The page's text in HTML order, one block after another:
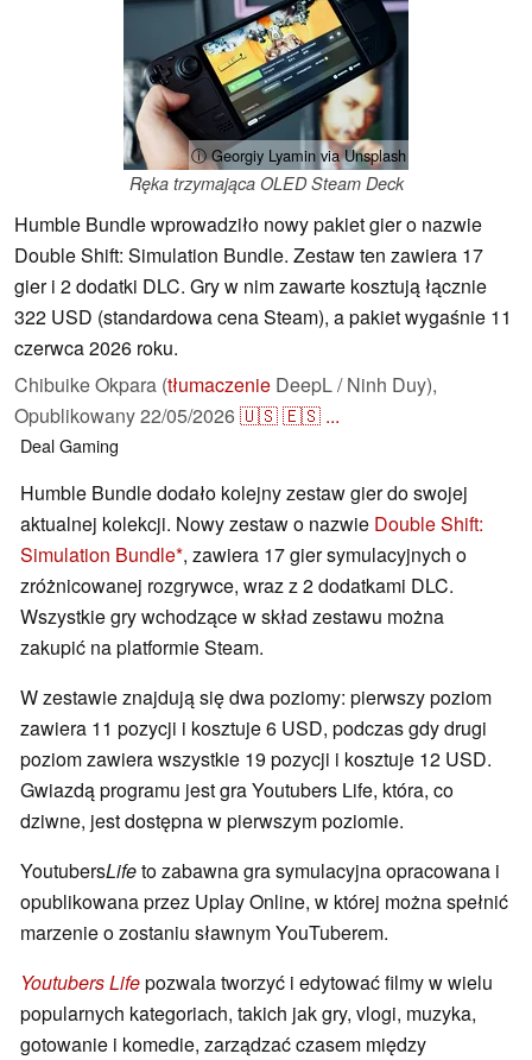
ⓘ Georgiy Lyamin via Unsplash
Ręka trzymająca OLED Steam Deck
Humble Bundle wprowadziło nowy pakiet gier o nazwie
Double Shift: Simulation Bundle. Zestaw ten zawiera 17
gier i 2 dodatki DLC. Gry w nim zawarte kosztują łącznie
322 USD (standardowa cena Steam), a pakiet wygaśnie 11
czerwca 2026 roku.
Chibuike Okpara (tłumaczenie DeepL / Ninh Duy),
Opublikowany22/05/2026🇺🇸🇪🇸 ...
DealGaming
Humble Bundle dodało kolejny zestaw gier do swojej
aktualnej kolekcji. Nowy zestaw o nazwie Double Shift:
Simulation Bundle , zawiera 17 gier symulacyjnych o
zróżnicowanej rozgrywce, wraz z 2 dodatkami DLC.
Wszystkie gry wchodzące w skład zestawu można
zakupić na platformie Steam.
W zestawie znajdują się dwa poziomy: pierwszy poziom
zawiera 11 pozycji i kosztuje 6 USD, podczas gdy drugi
poziom zawiera wszystkie 19 pozycji i kosztuje 12 USD.
Gwiazdą programu jest gra Youtubers Life, która, co
dziwne, jest dostępna w pierwszym poziomie.
YoutubersLifeto zabawna gra symulacyjna opracowana i
opublikowana przez Uplay Online, w której można spełnić
marzenie o zostaniu sławnym YouTuberem.
Youtubers Lifepozwala tworzyć i edytować filmy w wielu
popularnych kategoriach, takich jak gry, vlogi, muzyka,
gotowanie i komedie, zarządzać czasem między